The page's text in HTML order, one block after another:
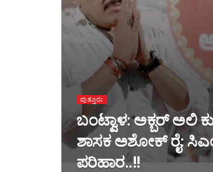
ಪುತ್ತೂರು
ಬಂಟ್ವಾಳ: ಅಕ್ಬರ್ ಅಲಿ
ಶಾಸಕ ಅಶೋಕ್ ರೈ:
ಪರಿಹಾರ..!!